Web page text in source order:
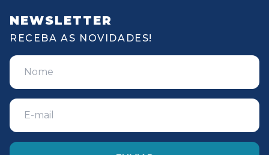
NEWSLETTER
RECEBA AS NOVIDADES!